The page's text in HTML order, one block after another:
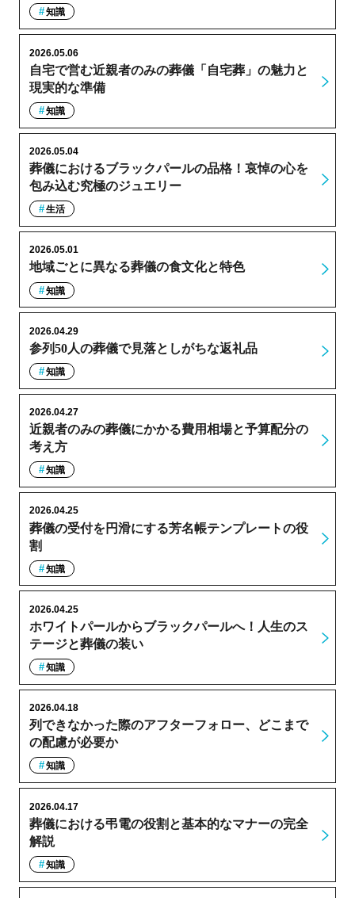
知識
自宅で営む近親者のみの葬儀「自宅葬」の魅力と
現実的な準備
2026.05.06
知識
葬儀におけるブラックパールの品格！哀悼の心を
包み込む究極のジュエリー
2026.05.04
生活
地域ごとに異なる葬儀の食文化と特色
2026.05.01
知識
参列50人の葬儀で見落としがちな返礼品
2026.04.29
知識
近親者のみの葬儀にかかる費用相場と予算配分の
考え方
2026.04.27
知識
葬儀の受付を円滑にする芳名帳テンプレートの役
割
2026.04.25
知識
ホワイトパールからブラックパールへ！人生のス
テージと葬儀の装い
2026.04.25
知識
列できなかった際のアフターフォロー、どこまで
の配慮が必要か
2026.04.18
知識
葬儀における弔電の役割と基本的なマナーの完全
解説
2026.04.17
知識